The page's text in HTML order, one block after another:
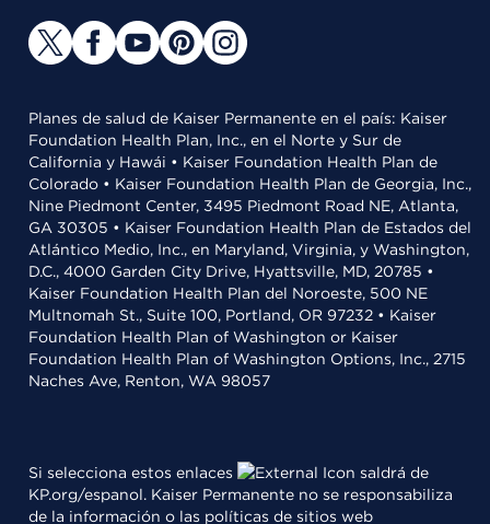
Planes de salud de Kaiser Permanente en el país: Kaiser
Foundation Health Plan, Inc., en el Norte y Sur de
California y Hawái • Kaiser Foundation Health Plan de
Colorado • Kaiser Foundation Health Plan de Georgia, Inc.,
Nine Piedmont Center, 3495 Piedmont Road NE, Atlanta,
GA 30305 • Kaiser Foundation Health Plan de Estados del
Atlántico Medio, Inc., en Maryland, Virginia, y Washington,
D.C., 4000 Garden City Drive, Hyattsville, MD, 20785 •
Kaiser Foundation Health Plan del Noroeste, 500 NE
Multnomah St., Suite 100, Portland, OR 97232 • Kaiser
Foundation Health Plan of Washington or Kaiser
Foundation Health Plan of Washington Options, Inc., 2715
Naches Ave, Renton, WA 98057
Si selecciona estos enlaces
saldrá de
KP.org/espanol. Kaiser Permanente no se responsabiliza
de la información o las políticas de sitios web